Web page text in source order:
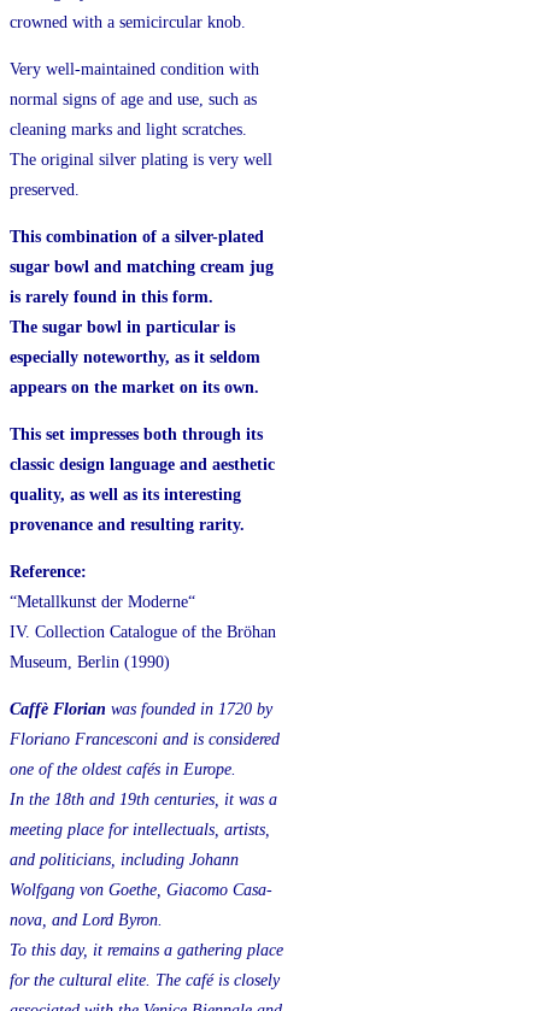
crowned with a semicircular knob.
Very well-maintained condition with
normal signs of age and use, such as
cleaning marks and light scratches.
The original silver plating is very well
preserved.
This combination of a silver-plated
sugar bowl and matching cream jug
is rarely found in this form.
The sugar bowl in particular is
especially noteworthy, as it seldom
appears on the market on its own.
This set impresses both through its
classic design language and aesthetic
quality, as well as its interesting
provenance and resulting rarity.
Reference:
“Metallkunst der Moderne“
IV. Collection Catalogue of the Bröhan
Museum, Berlin (1990)
Caffè Florian was founded in 1720 by
Floriano Francesconi and is considered
one of the oldest cafés in Europe.
In the 18th and 19th centuries, it was a
meeting place for intellectuals, artists,
and politicians, including Johann
Wolfgang von Goethe, Giacomo Casa-
nova, and Lord Byron.
To this day, it remains a gathering place
for the cultural elite. The café is closely